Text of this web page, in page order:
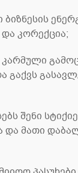
ბიზნესის
კორექცია;
კარმული
გაქვს
შენი
მათი